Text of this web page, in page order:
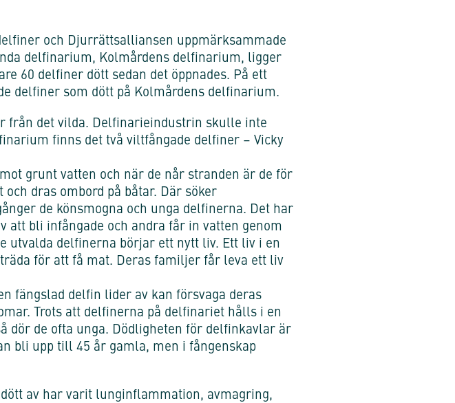
och Djurrättsalliansen uppmärksammade
delfinarium, Kolmårdens delfinarium, ligger
60 delfiner dött sedan det öppnades. På ett
delfiner som dött på Kolmårdens delfinarium.
från det vilda. Delfinarieindustrin skulle inte
finns det två viltfångade delfiner – Vicky
grunt vatten och när de når stranden är de för
dras ombord på båtar. Där söker
de könsmogna och unga delfinerna. Det har
att bli infångade och andra får in vatten genom
utvalda delfinerna börjar ett nytt liv. Ett liv i en
för att få mat. Deras familjer får leva ett liv
fängslad delfin lider av kan försvaga deras
Trots att delfinerna på delfinariet hålls i en
dör de ofta unga. Dödligheten för delfinkavlar är
bli upp till 45 år gamla, men i fångenskap
av har varit lunginflammation, avmagring,